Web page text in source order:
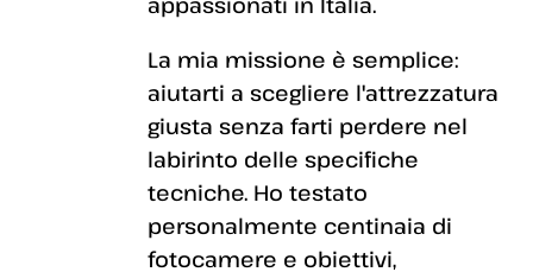
La mia missione è semplice:
aiutarti a scegliere l'attrezzatura
giusta senza farti perdere nel
labirinto delle specifiche
tecniche. Ho testato
personalmente centinaia di
fotocamere e obiettivi,